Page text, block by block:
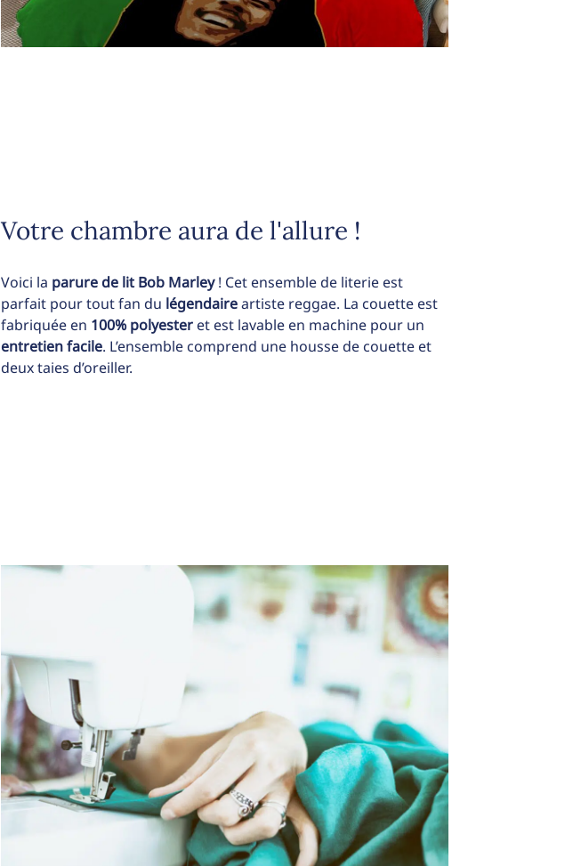
Votre chambre aura de l'allure !
Voici la parure de lit Bob Marley! Cet ensemble de literie est
parfait pour tout fan du légendaireartiste reggae. La couette est
fabriquée en 100% polyester et est lavable en machine pour un
entretien facile. L’ensemble comprend une housse de couette et
deux taies d’oreiller.